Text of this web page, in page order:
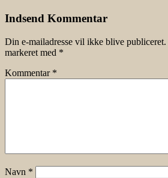
Indsend Kommentar
Din e-mailadresse vil ikke blive publiceret.
markeret med *
Kommentar *
Navn *